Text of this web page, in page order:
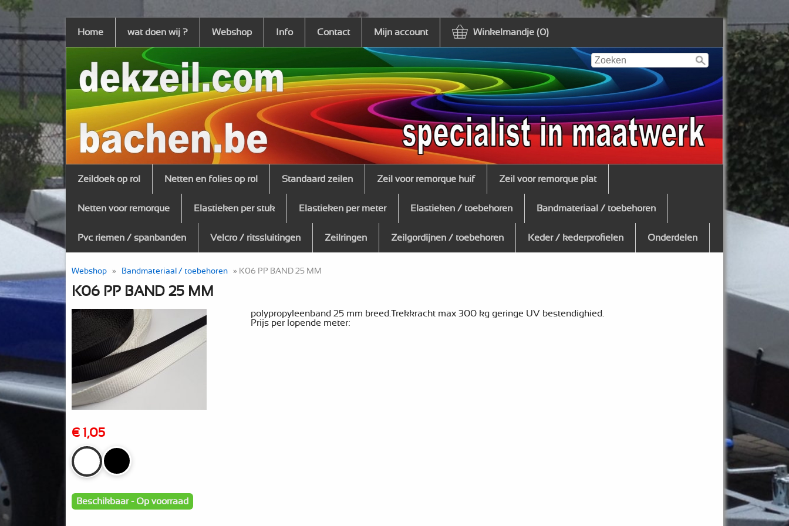
Home wat doen wij ? Webshop Info Contact Mijn account Winkelmandje (0)
Zeildoek op rol Netten en folies op rol Standaard zeilen Zeil voor remorque huif Zeil voor remorque plat
Netten voor remorque Elastieken per stuk Elastieken per meter Elastieken / toebehoren Bandmateriaal / toebehoren
Pvc riemen / spanbanden Velcro / ritssluitingen Zeilringen Zeilgordijnen / toebehoren Keder / kederprofielen Onderdelen
Webshop » Bandmateriaal / toebehoren » K06 PP BAND 25 MM
K06 PP BAND 25 MM
polypropyleenband 25 mm breed.Trekkracht max 300 kg geringe UV bestendighied.
Prijs per lopende meter:
€ 1,05
Beschikbaar - Op voorraad